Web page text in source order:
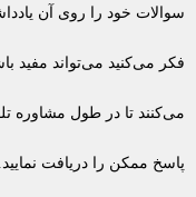
سوالات خود را روی آن
فکر می‌کنید می‌تواند مفید
می‌کنند تا در طول مشاوره
پاسخ ممکن را دریافت نمایید.